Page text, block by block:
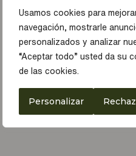
Usamos cookies para
navegación, mostrarle
personalizados y analizar
“Aceptar todo” usted da su
de las cookies.
Personalizar